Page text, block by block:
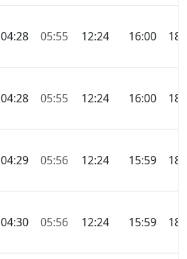
04:28 05:55 12:24 16:00
04:28 05:55 12:24 16:00
04:29 05:56 12:24 15:59
04:30 05:56 12:24 15:59